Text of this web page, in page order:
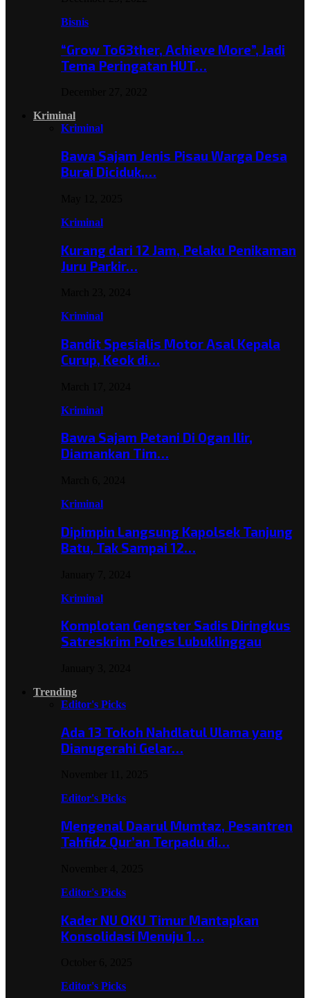
Bisnis
“Grow To63ther, Achieve More”, Jadi
Tema Peringatan HUT…
Kriminal
Kriminal
Bawa Sajam Jenis Pisau Warga Desa
Burai Diciduk,…
Kriminal
Kurang dari 12 Jam, Pelaku Penikaman
Juru Parkir…
Kriminal
Bandit Spesialis Motor Asal Kepala
Curup, Keok di…
Kriminal
Bawa Sajam Petani Di Ogan Ilir,
Diamankan Tim…
Kriminal
Dipimpin Langsung Kapolsek Tanjung
Batu, Tak Sampai 12…
Kriminal
Komplotan Gengster Sadis Diringkus
Satreskrim Polres Lubuklinggau
Trending
Editor's Picks
Ada 13 Tokoh Nahdlatul Ulama yang
Dianugerahi Gelar…
Editor's Picks
Mengenal Daarul Mumtaz, Pesantren
Tahfidz Qur’an Terpadu di…
Editor's Picks
Kader NU OKU Timur Mantapkan
Konsolidasi Menuju 1…
Editor's Picks